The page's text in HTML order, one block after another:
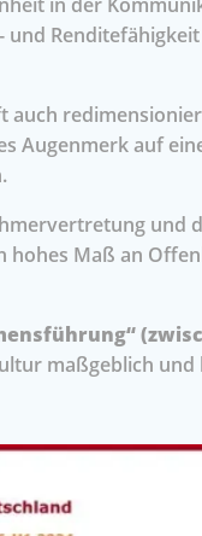
auch
Augenmerk auf
hohes Maß an
maßgeblich und